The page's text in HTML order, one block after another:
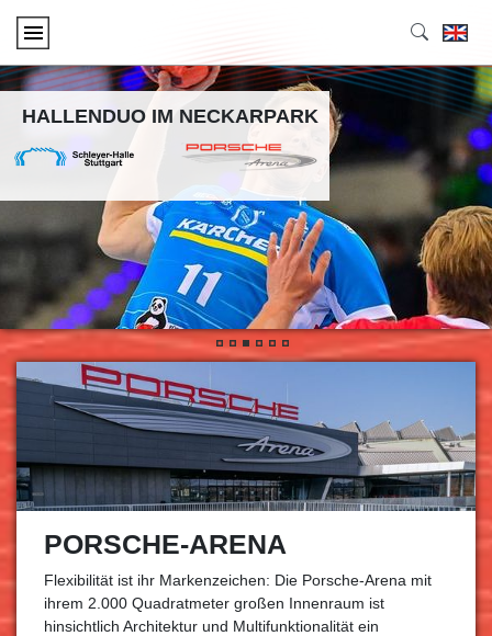
HALLENDUO IM NECKARPARK
• • • • • •
PORSCHE-ARENA
Flexibilität ist ihr Markenzeichen: Die Porsche-Arena mit
ihrem 2.000 Quadratmeter großen Innenraum ist
hinsichtlich Architektur und Multifunktionalität ein